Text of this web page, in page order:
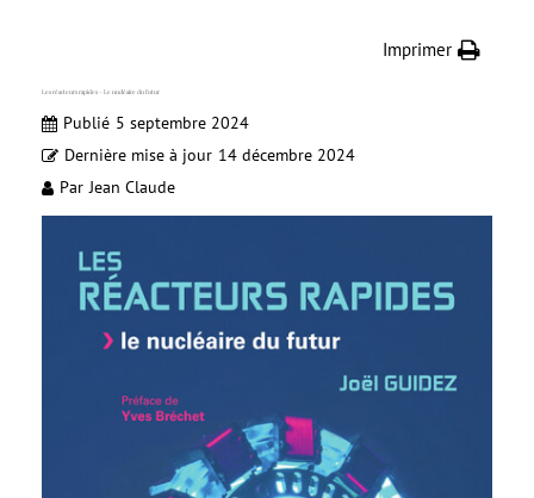
Imprimer
Les réacteurs rapides – Le nucléaire du futur
Publié 5 septembre 2024
Dernière mise à jour 14 décembre 2024
Par Jean Claude